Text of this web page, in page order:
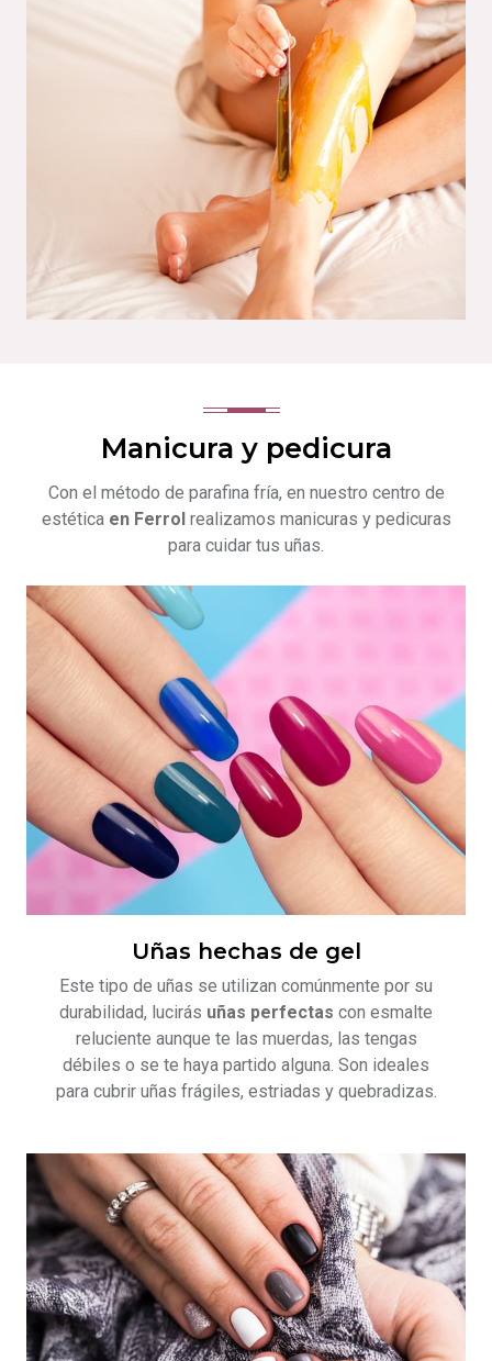
Manicura y pedicura
Con el método de parafina fría, en nuestro centro de
estética en Ferrolrealizamos manicuras y pedicuras
para cuidar tus uñas.
Uñas hechas de gel
Este tipo de uñas se utilizan comúnmente por su
durabilidad, lucirás uñas perfectas con esmalte
reluciente aunque te las muerdas, las tengas
débiles o se te haya partido alguna. Son ideales
para cubrir uñas frágiles, estriadas y quebradizas.